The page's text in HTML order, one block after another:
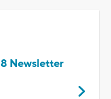
Newsletter